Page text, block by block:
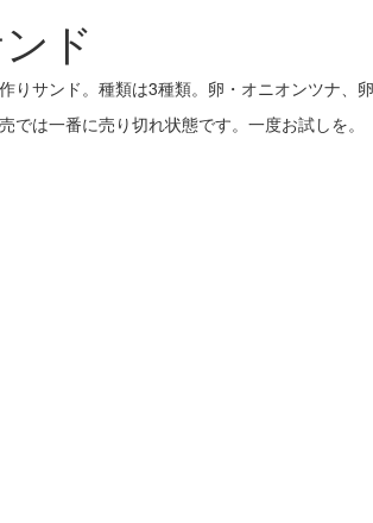
ド
りサンド。種類は3種類。卵・オニオンツナ、
では一番に売り切れ状態です。一度お試しを。